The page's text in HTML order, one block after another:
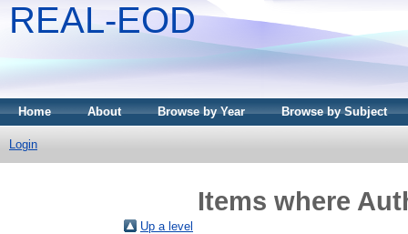
REAL-EOD
Home About Browse by Year Browse by Subject
Login
Items where
Up a level